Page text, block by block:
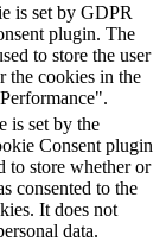
is set by GDPR
plugin. The
to store the user
the cookies in the
is set by the
Consent plugin
to store whether or
consented to the
It does not
data.